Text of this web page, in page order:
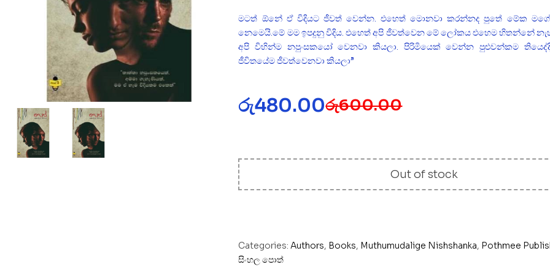
මටත් ඕනේ ඒ විදියට ජීවත් වෙන්න. එහෙත් මොනවා කරන්නද පුතේ මේක මගේ
නෙමෙයි.මේ මම ඉපදුනු විදිය. එහෙත් අපි ජීවත්වෙන මේ ලෝකය එහෙම හිතන්නේ
අපි විහින්ම නපුංසකයෝ වෙනවා කියලා. පිරිමියෙක් වෙන්න පුළු‍‍වන්කම
ජීවිතයේම ජීවත්වෙනවා කියලා”‍
රු600.00
රු480.00
Out of stock
Categories: Authors, Books, Muthumudalige Nishshanka, Pothmee
සිංහල පොත්